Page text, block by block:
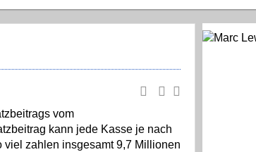
vom
kann jede Kasse je nach
zahlen insgesamt 9,7 Millionen